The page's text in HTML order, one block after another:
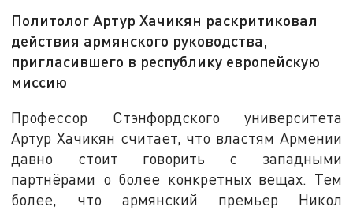
Политолог Артур Хачикян раскритиковал
действия армянского руководства,
пригласившего в республику европейскую
миссию
Профессор Стэнфордского университета
Артур Хачикян считает, что властям Армении
давно стоит говорить с западными
партнёрами о более конкретных вещах. Тем
более, что армянский премьер Никол